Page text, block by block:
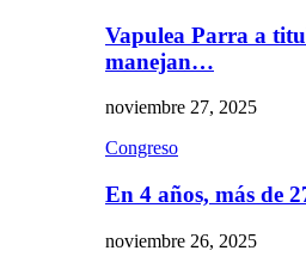
Vapulea Parra a
manejan…
noviembre 27, 2025
Congreso
En 4 años, más de
noviembre 26, 2025